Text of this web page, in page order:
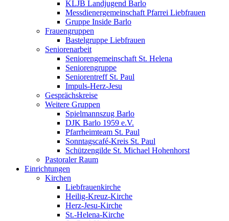
KLJB Landjugend Barlo
Messdienergemeinschaft Pfarrei Liebfrauen
Gruppe Inside Barlo
Frauengruppen
Bastelgruppe Liebfrauen
Seniorenarbeit
Seniorengemeinschaft St. Helena
Seniorengruppe
Seniorentreff St. Paul
Impuls-Herz-Jesu
Gesprächskreise
Weitere Gruppen
Spielmannszug Barlo
DJK Barlo 1959 e.V.
Pfarrheimteam St. Paul
Sonntagscafé-Kreis St. Paul
Schützengilde St. Michael Hohenhorst
Pastoraler Raum
Einrichtungen
Kirchen
Liebfrauenkirche
Heilig-Kreuz-Kirche
Herz-Jesu-Kirche
St.-Helena-Kirche